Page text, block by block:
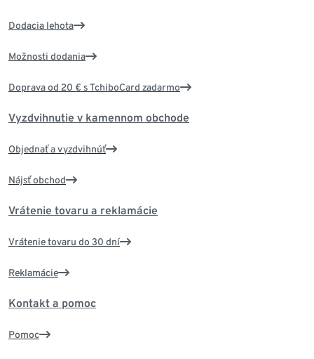
Dodacia lehota
Možnosti dodania
Doprava od 20 € s TchiboCard zadarmo
Vyzdvihnutie v kamennom obchode
Objednať a vyzdvihnúť
Nájsť obchod
Vrátenie tovaru a reklamácie
Vrátenie tovaru do 30 dní
Reklamácie
Kontakt a pomoc
Pomoc